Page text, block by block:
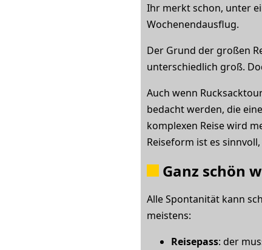
Ihr merkt schon, unter
Wochenendausflug.
Der Grund der großen
unterschiedlich groß.
Auch wenn
bedacht werden, die
komplexen Reise wird
Reiseform ist es
Ganz schön
Alle Spontanität kann
meistens:
Reisepass: der